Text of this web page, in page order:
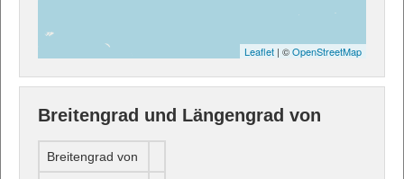
Leaflet | ©OpenStreetMap
Breitengrad und Längengrad von
Breitengrad von